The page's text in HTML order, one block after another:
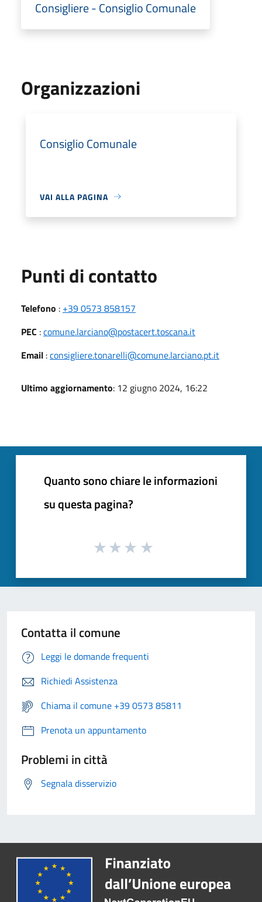
Consigliere - Consiglio Comunale
Organizzazioni
Consiglio Comunale
VAI ALLA PAGINA
Punti di contatto
Telefono : +39 0573 858157
PEC :comune.larciano@postacert.toscana.it
Email :consigliere.tonarelli@comune.larciano.pt.it
Ultimo aggiornamento: 12 giugno 2024, 16:22
Quanto sono chiare le informazioni
su questa pagina?
Contatta il comune
Leggi le domande frequenti
Richiedi Assistenza
Chiama il comune +39 0573 85811
Prenota un appuntamento
Problemi in città
Segnala disservizio